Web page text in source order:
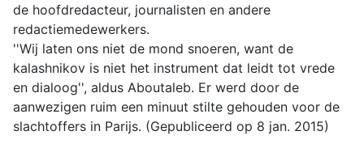
de hoofdredacteur, journalisten en andere
redactiemedewerkers.
''Wij laten ons niet de mond snoeren, want de
kalashnikov is niet het instrument dat leidt tot vrede
en dialoog'', aldus Aboutaleb. Er werd door de
aanwezigen ruim een minuut stilte gehouden voor de
slachtoffers in Parijs. (Gepubliceerd op 8 jan. 2015)